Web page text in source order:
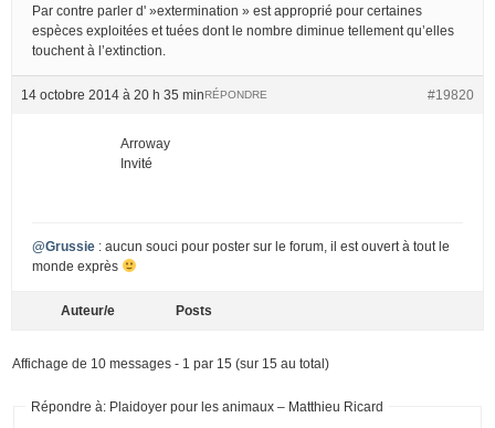
Par contre parler d' »extermination » est approprié pour certaines
espèces exploitées et tuées dont le nombre diminue tellement qu’elles
touchent à l’extinction.
14 octobre 2014 à 20 h 35 min #19820
RÉPONDRE
Arroway
Invité
@Grussie : aucun souci pour poster sur le forum, il est ouvert à tout le
monde exprès
Auteur/e Posts
Affichage de 10 messages - 1 par 15 (sur 15 au total)
Répondre à: Plaidoyer pour les animaux – Matthieu Ricard